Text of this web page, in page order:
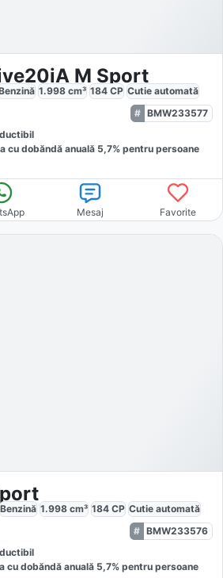
M Sport
1.998 cm³ 184 CP Cutie automată
BMW233577
cu dobăndă anuală 5,7% pentru persoane
Mesaj Favorite
Benzină 1.998 cm³ 184 CP Cutie automată
BMW233576
cu dobăndă anuală 5,7% pentru persoane